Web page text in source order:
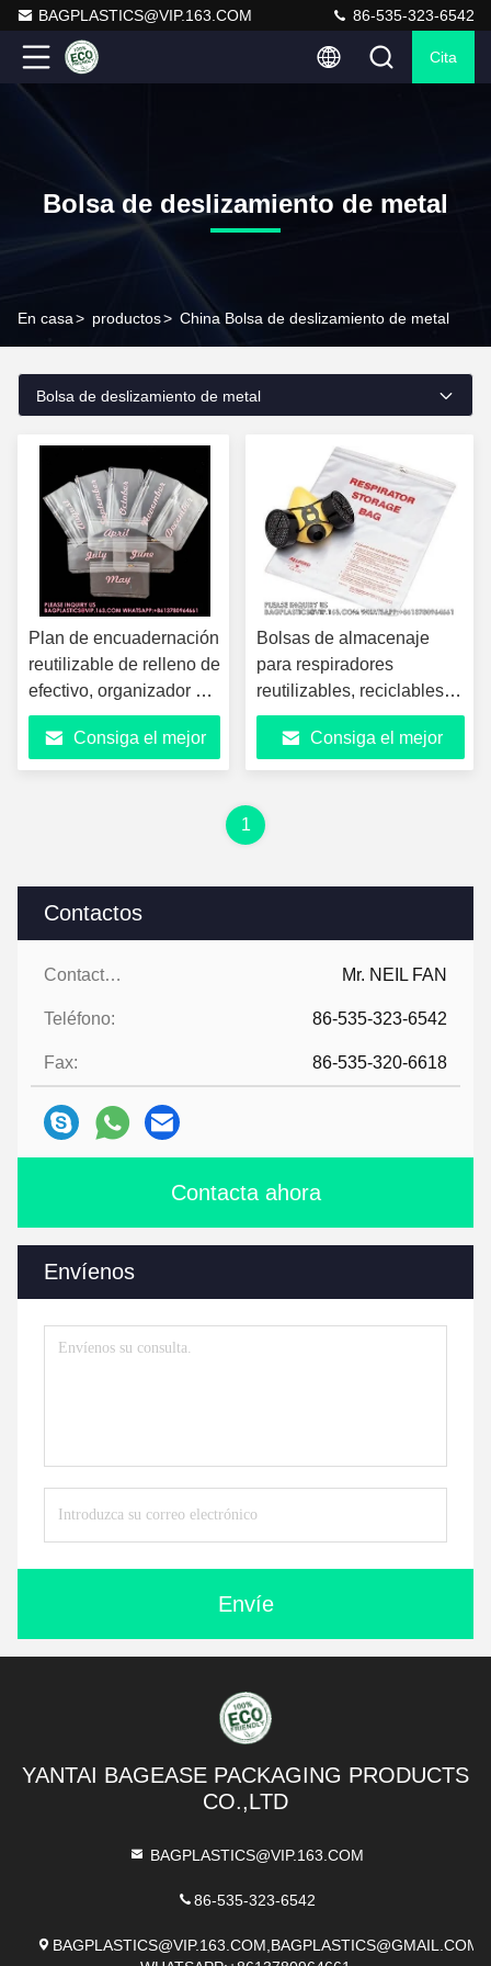
BAGPLASTICS@VIP.163.COM 86-535-323-6542
Cita
Bolsa de deslizamiento de metal
En casa> productos> China Bolsa de deslizamiento de metal
Contactos
Contactos: Mr. NEIL FAN
Teléfono: 86-535-323-6542
Fax: 86-535-320-6618
Contacta ahora
Envíenos
Envíe
Bolsa de deslizamiento de metal
Plan de encuadernación
reutilizable de relleno de
efectivo, organizador de
encuadernación de
ahorro de dinero Libros
Presupuesto, bolso,
Consiga el mejor
Bolsas de almacenaje
para respiradores
reutilizables, reciclables,
sostenibles y reutilizables
- Bolsa de almacenaje
para respiradores de
Consiga el mejor
1
YANTAI BAGEASE PACKAGING PRODUCTS
CO.,LTD
BAGPLASTICS@VIP.163.COM
86-535-323-6542
BAGPLASTICS@VIP.163.COM,BAGPLASTICS@GMAIL.COM